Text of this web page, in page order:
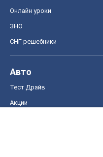
Онлайн уроки
ЗНО
СНГ решебники
Авто
Тест Драйв
Акции